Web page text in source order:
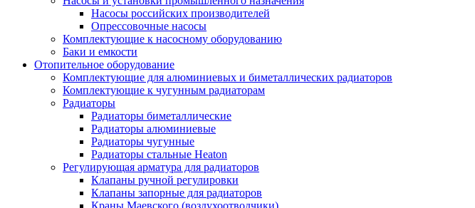
Насосы российских производителей
Опрессовочные насосы
Комплектующие к насосному оборудованию
Баки и емкости
Отопительное оборудование
Комплектующие для алюминиевых и биметаллических радиаторов
Комплектующие к чугунным радиаторам
Радиаторы
Радиаторы биметаллические
Радиаторы алюминиевые
Радиаторы чугунные
Радиаторы стальные Heaton
Регулирующая арматура для радиаторов
Клапаны ручной регулировки
Клапаны запорные для радиаторов
Краны Маевского (воздухоотводчики)